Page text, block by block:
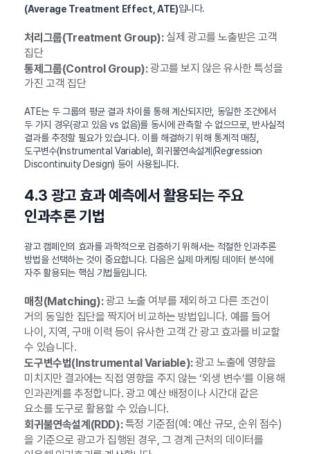
(Average Treatment Effect, ATE)입니다.
처리그룹(Treatment Group):실제 광고를 노출받은 고객
집단
통제그룹(Control Group):광고를 보지 않은 유사한 특성을
가진 고객 집단
ATE는 두 그룹의 평균 결과 차이를 통해 계산되지만, 동일한 조건에서
두 가지 경우(광고 있음 vs 없음)를 동시에 관측할 수 없으므로, 반사실적
결과를 추정할 필요가 있습니다. 이를 해결하기 위해 통계적 매칭,
도구변수(Instrumental Variable), 회귀불연속설계(Regression
Discontinuity Design) 등이 사용됩니다.
4.3 광고 효과 예측에서 활용되는 주요
인과추론 기법
광고 캠페인의 효과를 과학적으로 검증하기 위해서는 적절한 인과추론
방법을 선택하는 것이 중요합니다. 다음은 실제 마케팅 데이터 분석에
자주 활용되는 핵심 기법들입니다.
매칭(Matching):광고 노출 여부를 제외하고 다른 조건이
거의 동일한 집단을 짝지어 비교하는 방법입니다. 예를 들어
나이, 지역, 구매 이력 등이 유사한 고객 간 광고 효과를 비교할
수 있습니다.
도구변수법(Instrumental Variable):광고 노출에 영향을
미치지만 결과에는 직접 영향을 주지 않는 ‘외생 변수’를 이용해
인과관계를 추정합니다. 광고 예산 배정이나 시간대 같은
요소를 도구로 활용할 수 있습니다.
회귀불연속설계(RDD):특정 기준점(예: 예산 규모, 순위 점수)
을 기준으로 광고가 집행된 경우, 그 경계 근처의 데이터를